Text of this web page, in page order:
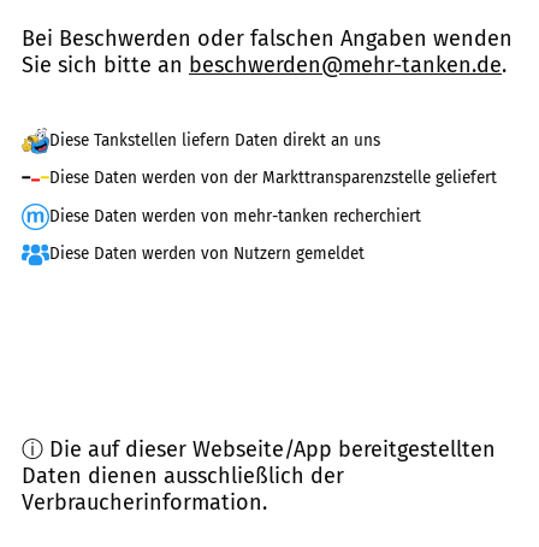
Bei Beschwerden oder falschen Angaben wenden
Sie sich bitte an beschwerden@mehr-tanken.de.
Diese Tankstellen liefern Daten direkt an uns
Diese Daten werden von der Markttransparenzstelle geliefert
Diese Daten werden von mehr-tanken recherchiert
Diese Daten werden von Nutzern gemeldet
ⓘ Die auf dieser Webseite/App bereitgestellten
Daten dienen ausschließlich der
Verbraucherinformation.